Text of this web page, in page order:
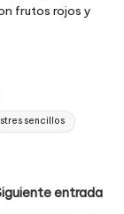
frutos rojos y
sencillos
entrada